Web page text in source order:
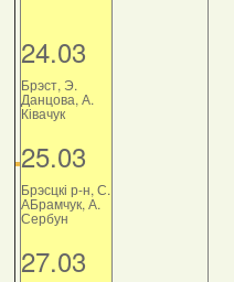
24.03
Брэст, Э.
Данцова, А.
Ківачук
25.03
Брэсцкі р-н, С.
АБрамчук, А.
Сербун
27.03